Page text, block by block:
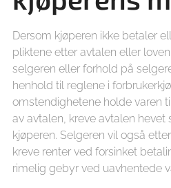
Dersom kjøperen ikke betaler
pliktene etter avtalen eller
selgeren eller forhold på
henhold til reglene i
omstendighetene holde varen
av avtalen, kreve avtalen hevet
kjøperen. Selgeren vil også
kreve renter ved forsinket
rimelig gebyr ved uavhentede